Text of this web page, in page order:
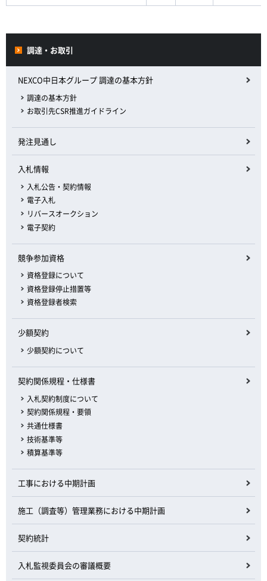
調達・お取引
NEXCO中日本グループ 調達の基本方針
調達の基本方針
お取引先CSR推進ガイドライン
発注見通し
入札情報
入札公告・契約情報
電子入札
リバースオークション
電子契約
競争参加資格
資格登録について
資格登録停止措置等
資格登録者検索
少額契約
少額契約について
契約関係規程・仕様書
入札契約制度について
契約関係規程・要領
共通仕様書
技術基準等
積算基準等
工事における中期計画
施工（調査等）管理業務における中期計画
契約統計
入札監視委員会の審議概要